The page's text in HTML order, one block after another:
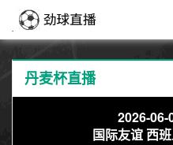
丹麦杯直播
2026-06-
国际友谊 西